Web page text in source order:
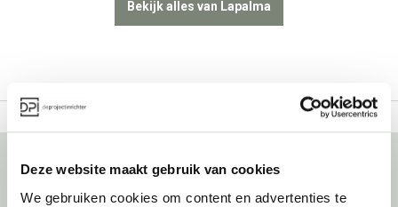
Deze website maakt gebruik van cookies
We gebruiken cookies om content en advertenties te
Bekijk alles van Lapalma
Over deprojectinrichter